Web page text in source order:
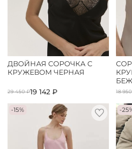
ДВОЙНАЯ СОРОЧКА С
КРУЖЕВОМ ЧЕРНАЯ
29 450 ₽19 142 ₽ 18
-15% -